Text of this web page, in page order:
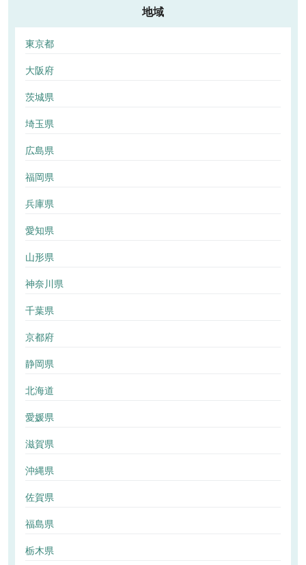
地域
東京都
大阪府
茨城県
埼玉県
広島県
福岡県
兵庫県
愛知県
山形県
神奈川県
千葉県
京都府
静岡県
北海道
愛媛県
滋賀県
沖縄県
佐賀県
福島県
栃木県